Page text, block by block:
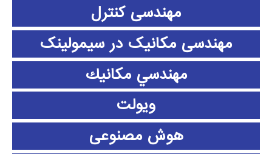
مهندسی کنترل
مهندسی مکانیک در سیمولینک
مهندسي مكانيك
ویولت
هوش مصنوعی